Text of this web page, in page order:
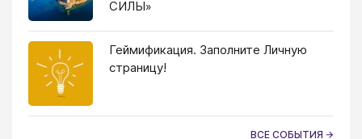
СИЛЫ»
Геймификация. Заполните Личную
страницу!
ВСЕ СОБЫТИЯ